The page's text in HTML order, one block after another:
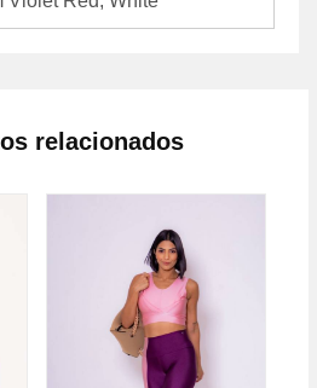
relacionados